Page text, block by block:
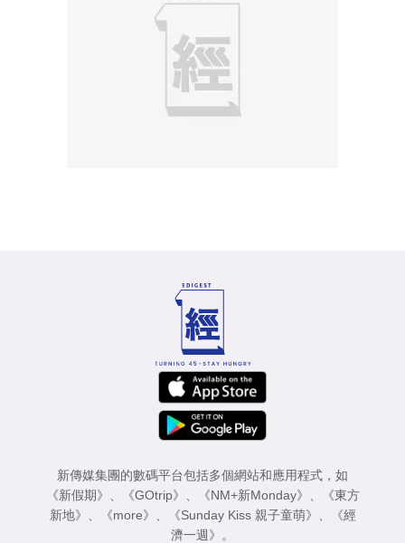
新傳媒集團的數碼平台包括多個網站和應用程式，如
《新假期》
《GOtrip》 《NM+新Monday》
《東方
新地》
《more》 《Sunday Kiss 親子童萌》
《經
濟一週》
。